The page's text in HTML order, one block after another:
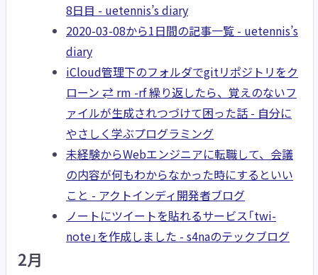
8日目 - uetennis’s diary
2020-03-08から1日間の記事一覧 - uetennis’s
diary
iCloud管理下のフォルダでgitリポジトリをク
ローン ⇄ rm -rf 繰り返したら、覚えのないフ
ァイルが生成されつづけて困った話 - 自分に
やさしく学ぶプログラミング
未経験からWebエンジニアに転職して、会議
の内容が何もわからなかった時にするといい
こと - アクトインディ開発者ブログ
ノートにツイートを貼れるサービス「twi-
note」を作成しました - s4naのテックブログ
2月